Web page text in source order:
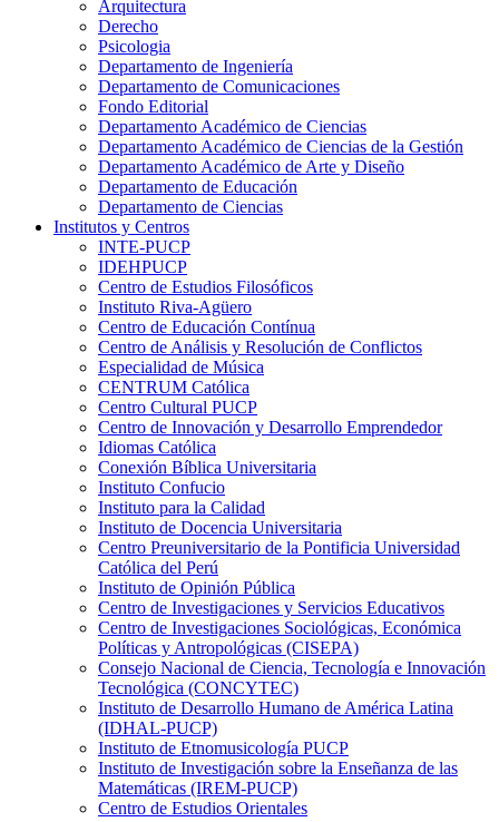
Arquitectura
Derecho
Psicologia
Departamento de Ingeniería
Departamento de Comunicaciones
Fondo Editorial
Departamento Académico de Ciencias
Departamento Académico de Ciencias de la Gestión
Departamento Académico de Arte y Diseño
Departamento de Educación
Departamento de Ciencias
Institutos y Centros
INTE-PUCP
IDEHPUCP
Centro de Estudios Filosóficos
Instituto Riva-Agüero
Centro de Educación Contínua
Centro de Análisis y Resolución de Conflictos
Especialidad de Música
CENTRUM Católica
Centro Cultural PUCP
Centro de Innovación y Desarrollo Emprendedor
Idiomas Católica
Conexión Bíblica Universitaria
Instituto Confucio
Instituto para la Calidad
Instituto de Docencia Universitaria
Centro Preuniversitario de la Pontificia Universidad
Católica del Perú
Instituto de Opinión Pública
Centro de Investigaciones y Servicios Educativos
Centro de Investigaciones Sociológicas, Económica
Políticas y Antropológicas (CISEPA)
Consejo Nacional de Ciencia, Tecnología e Innovación
Tecnológica (CONCYTEC)
Instituto de Desarrollo Humano de América Latina
(IDHAL-PUCP)
Instituto de Etnomusicología PUCP
Instituto de Investigación sobre la Enseñanza de las
Matemáticas (IREM-PUCP)
Centro de Estudios Orientales